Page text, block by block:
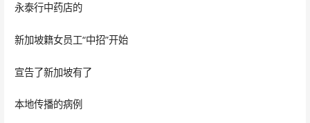
永泰行中药店的
新加坡籍女员工“中招”开始
宣告了新加坡有了
本地传播的病例